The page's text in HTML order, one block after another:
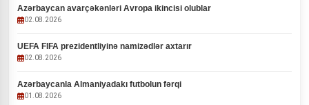
Azərbaycan avarçəkənləri Avropa ikincisi olublar
02.08.2026
UEFA FIFA prezidentliyinə namizədlər axtarır
02.08.2026
Azərbaycanla Almaniyadakı futbolun fərqi
01.08.2026